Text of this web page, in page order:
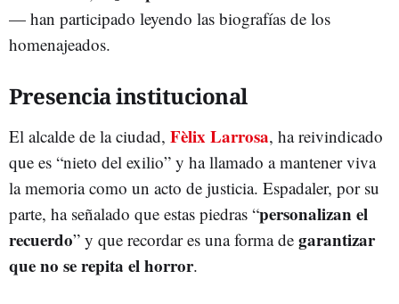
— han participado leyendo las biografías de los
homenajeados.
Presencia institucional
El alcalde de la ciudad, Fèlix Larrosa, ha reivindicado
que es “nieto del exilio” y ha llamado a mantener viva
la memoria como un acto de justicia. Espadaler, por su
parte, ha señalado que estas piedras “personalizan el
recuerdo” y que recordar es una forma de garantizar
que no se repita el horror.